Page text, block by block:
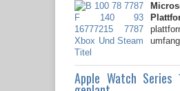
Apple Watch